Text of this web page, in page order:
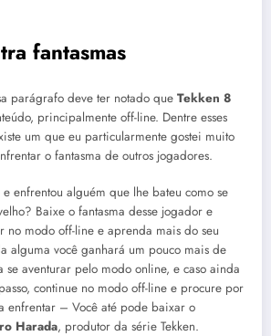
fantasmas
parágrafo deve ter notado que Tekken 8
principalmente off-line. Dentre esses
um que eu particularmente gostei muito
o fantasma de outros jogadores.
enfrentou alguém que lhe bateu como se
Baixe o fantasma desse jogador e
no modo off-line e aprenda mais do seu
alguma você ganhará um pouco mais de
aventurar pelo modo online, e caso ainda
continue no modo off-line e procure por
enfrentar – Você até pode baixar o
Harada, produtor da série Tekken.